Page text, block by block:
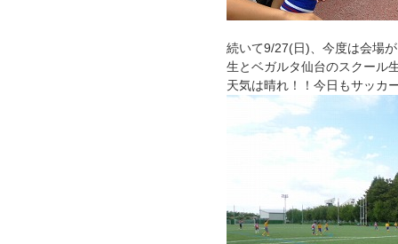
続いて9/27(日)、今度は会場
生とベガルタ仙台のスクール
天気は晴れ！！今日もサッカ